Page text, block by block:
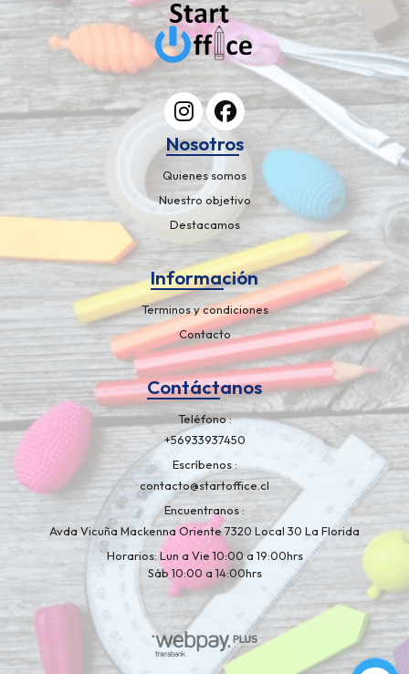
Nosotros
Quienes somos
Nuestro objetivo
Destacamos
Información
Terminos y condiciones
Contacto
Contáctanos
Teléfono
+56933937450
Escríbenos
contacto@startoffice.cl
Encuentranos
Avda Vicuña Mackenna Oriente 7320 Local 30 La Florida
Horarios: Lun a Vie 10:00 a 19:00hrs
Sáb 10:00 a 14:00hrs